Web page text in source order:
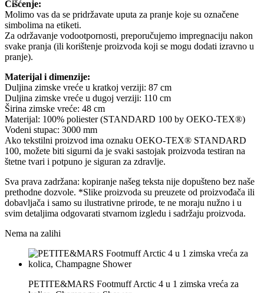
Čišćenje:
Molimo vas da se pridržavate uputa za pranje koje su označene
simbolima na etiketi.
Za održavanje vodootpornosti, preporučujemo impregnaciju nakon
svake pranja (ili korištenje proizvoda koji se mogu dodati izravno u
pranje).
Materijal i dimenzije:
Duljina zimske vreće u kratkoj verziji: 87 cm
Duljina zimske vreće u dugoj verziji: 110 cm
Širina zimske vreće: 48 cm
Materijal: 100% poliester (STANDARD 100 by OEKO-TEX®)
Vodeni stupac: 3000 mm
Ako tekstilni proizvod ima oznaku OEKO-TEX® STANDARD
100, možete biti sigurni da je svaki sastojak proizvoda testiran na
štetne tvari i potpuno je siguran za zdravlje.
Sva prava zadržana: kopiranje našeg teksta nije dopušteno bez naše
prethodne dozvole. *Slike proizvoda su preuzete od proizvođača ili
dobavljača i samo su ilustrativne prirode, te ne moraju nužno i u
svim detaljima odgovarati stvarnom izgledu i sadržaju proizvoda.
Nema na zalihi
PETITE&MARS Footmuff Arctic 4 u 1 zimska vreća za